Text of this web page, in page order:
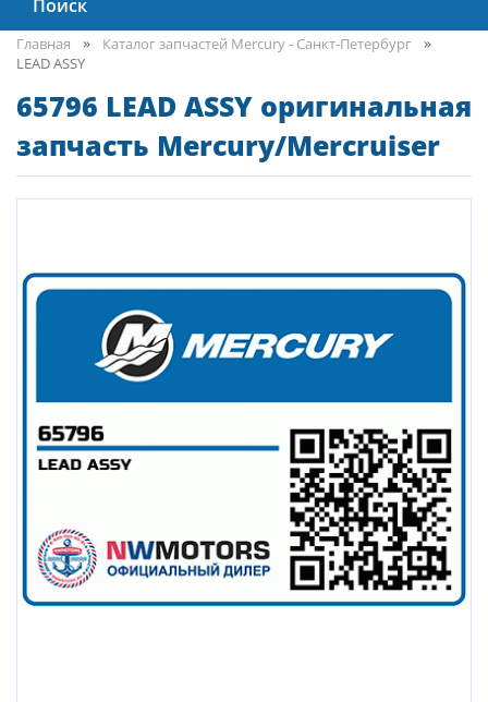
Поиск
Главная
Каталог запчастей Mercury - Санкт-Петербург
LEAD ASSY
65796 LEAD ASSY оригинальная
запчасть Mercury/Mercruiser